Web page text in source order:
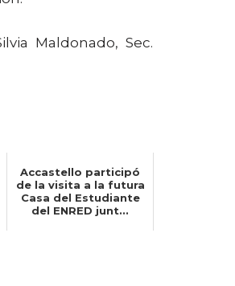
Maldonado, Sec.
Accastello participó
de la visita a la futura
Casa del Estudiante
del ENRED junt...